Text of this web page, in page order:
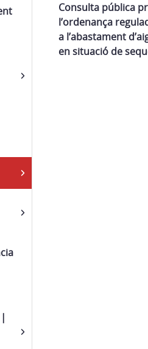
Consulta pública
l’ordenança
a l’abastament
en situació de